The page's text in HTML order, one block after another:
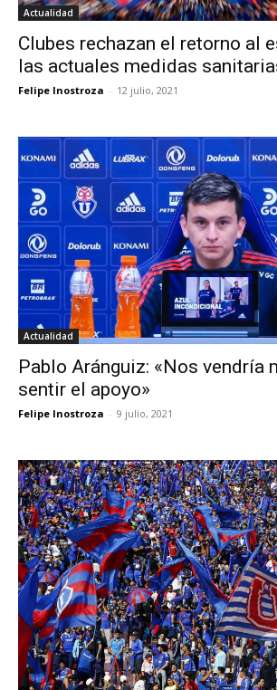
Actualidad
Clubes rechazan el retorno al
las actuales medidas
Felipe Inostroza - 12 julio, 2021
Actualidad
Pablo Aránguiz: «Nos vendría
sentir el apoyo»
Felipe Inostroza - 9 julio, 2021